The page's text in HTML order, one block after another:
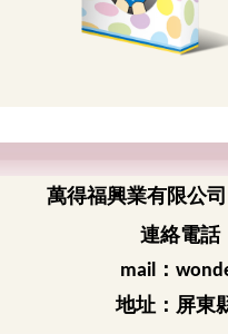
萬得福興業有限公司
連絡電
mail ：
地址：屏東